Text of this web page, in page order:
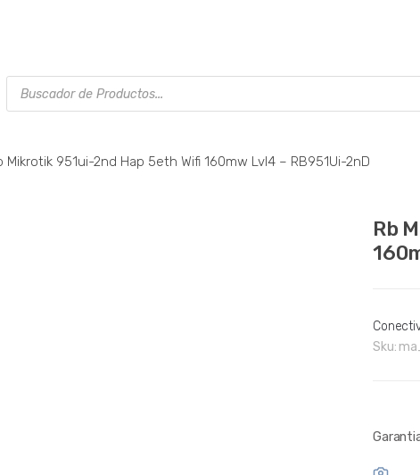
Búsqueda
de
productos
Mikrotik 951ui-2nd Hap 5eth Wifi 160mw Lvl4 – RB951Ui-2nD
Rb
Sku: